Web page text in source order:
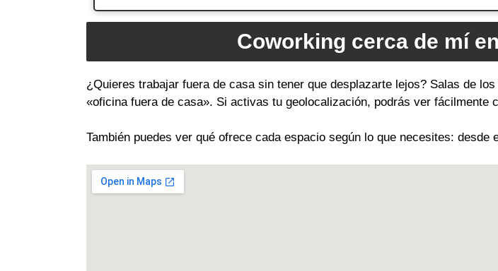
Coworking cerca de mí
¿Quieres trabajar fuera de casa sin tener que desplazarte lejos? Salas de
«oficina fuera de casa». Si activas tu geolocalización, podrás ver fácilmente
También puedes ver qué ofrece cada espacio según lo que necesites: